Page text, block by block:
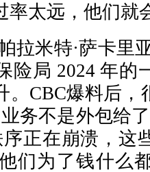
率太远，他们就
拉米特·萨卡里
险局 2024 年的
。CBC爆料后，
务不是外包给
正在崩溃，这
们为了钱什么